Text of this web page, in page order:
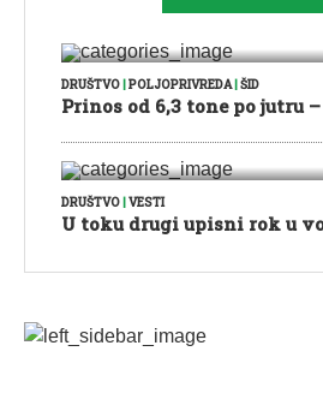
DRUŠTVO POLJOPRIVREDA| ŠID
Prinos od 6,3 tone po jutru
DRUŠTVO VESTI
U toku drugi upisni rok u